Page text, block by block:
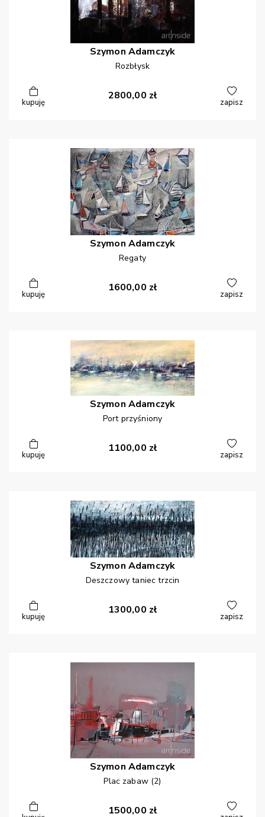
Szymon Adamczyk
Rozbłysk
kupuję
2800,00 zł
zapisz
Szymon Adamczyk
Regaty
kupuję
1600,00 zł
zapisz
Szymon Adamczyk
Port przyśniony
kupuję
1100,00 zł
zapisz
Szymon Adamczyk
Deszczowy taniec trzcin
kupuję
1300,00 zł
zapisz
Szymon Adamczyk
Plac zabaw (2)
1500,00 zł